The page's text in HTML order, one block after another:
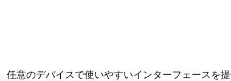
意のデバイスで使いやすいインターフェースを